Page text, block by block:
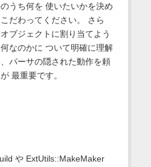
うち何を 使いたいかを決め
だわってください。 さら
ブジェクトに割り当てよう
なのかに ついて明確に理解
パーサの隠された動作を頼
最重要です。
や ExtUtils::MakeMaker